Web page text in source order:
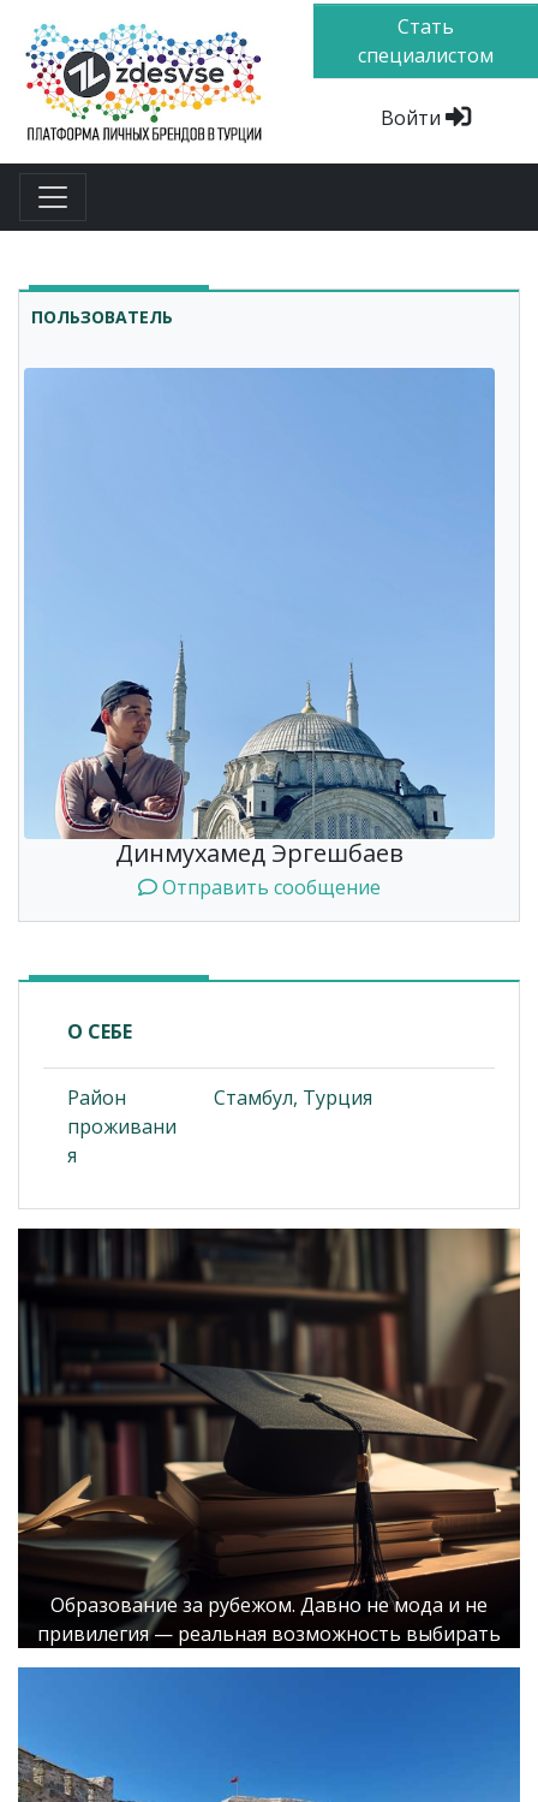
Стать
специалистом
Войти
ПОЛЬЗОВАТЕЛЬ
Динмухамед Эргешбаев
Отправить сообщение
О СЕБЕ
Район
проживани
я
Стамбул, Турция
Образование за рубежом. Давно не мода и не
привилегия — реальная возможность выбирать